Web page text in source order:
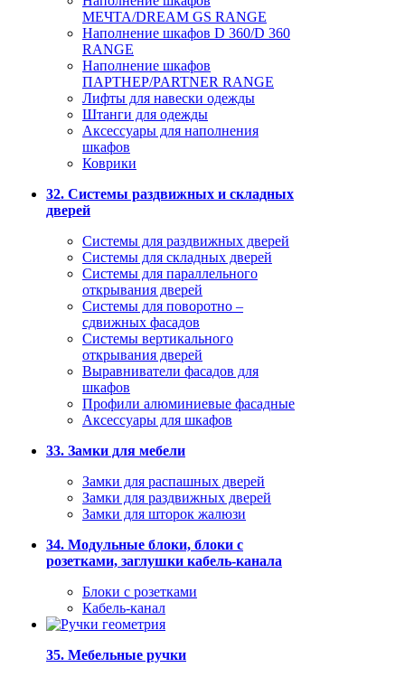
МЕЧТА/DREAM GS RANGE
Наполнение шкафов D 360/D 360
RANGE
Наполнение шкафов
ПАРТНЕР/PARTNER RANGE
Лифты для навески одежды
Штанги для одежды
Аксессуары для наполнения
шкафов
Коврики
32. Системы раздвижных и складных
дверей
Системы для раздвижных дверей
Системы для складных дверей
Системы для параллельного
открывания дверей
Системы для поворотно –
сдвижных фасадов
Системы вертикального
открывания дверей
Выравниватели фасадов для
шкафов
Профили алюминиевые фасадные
Аксессуары для шкафов
33. Замки для мебели
Замки для распашных дверей
Замки для раздвижных дверей
Замки для шторок жалюзи
34. Модульные блоки, блоки с
розетками, заглушки кабель-канала
Блоки с розетками
Кабель-канал
35. Мебельные ручки